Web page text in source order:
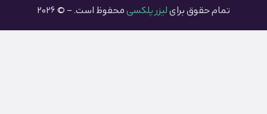
تمام حقوق برایلیزر پلکسیمحفوظ است. – © 2026